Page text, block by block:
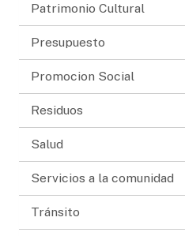
Patrimonio Cultural
Presupuesto
Promocion Social
Residuos
Salud
Servicios a la comunidad
Tránsito